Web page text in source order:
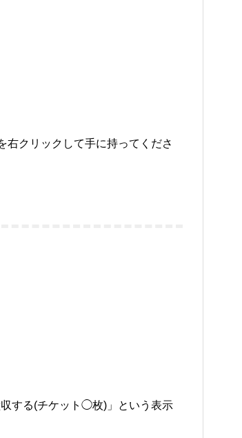
右クリックして手に持ってくださ
する(チケット◯枚)」という表示